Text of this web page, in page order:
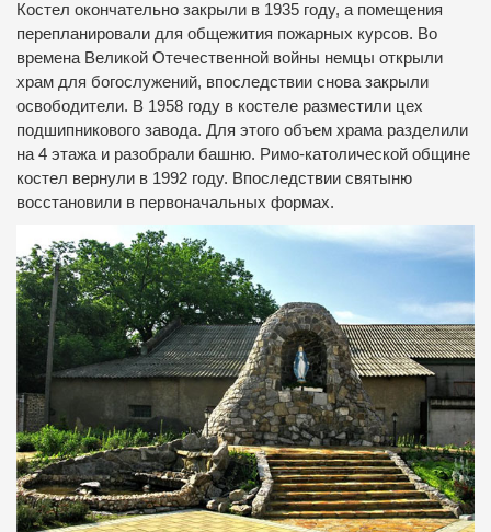
Костел окончательно закрыли в 1935 году, а помещения
перепланировали для общежития пожарных курсов. Во
времена Великой Отечественной войны немцы открыли
храм для богослужений, впоследствии снова закрыли
освободители. В 1958 году в костеле разместили цех
подшипникового завода. Для этого объем храма разделили
на 4 этажа и разобрали башню. Римо-католической общине
костел вернули в 1992 году. Впоследствии святыню
восстановили в первоначальных формах.